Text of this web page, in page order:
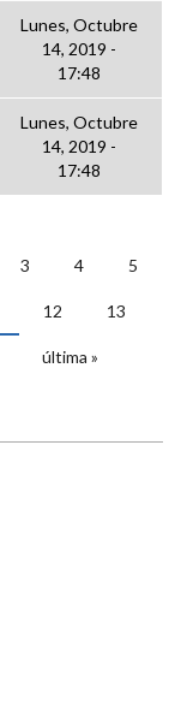
Lunes, Octubre
14, 2019 -
17:48
Lunes, Octubre
14, 2019 -
17:48
3 4 5
12 13
última »